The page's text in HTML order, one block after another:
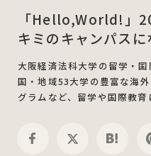
「Hello,World!」
キミのキャンパスに
大阪経済法科大学の留学・
国・地域53大学の豊富な海
グラムなど、留学や国際教育